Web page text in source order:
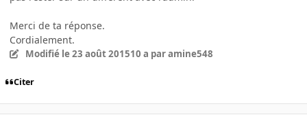
Merci de ta réponse.
Cordialement.
Modifié le 23 août 201510 a par amine548
Citer